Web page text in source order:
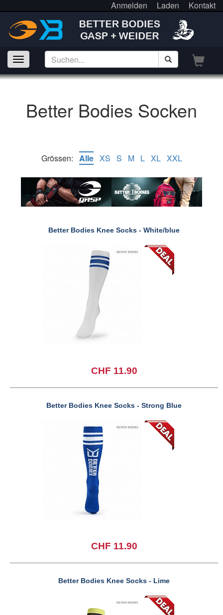
Anmelden Laden Kontakt
Better Bodies Socken
Grössen: Alle XS S M L XL XXL
Better Bodies Knee Socks - White/blue
CHF 11.90
Better Bodies Knee Socks - Strong Blue
CHF 11.90
Better Bodies Knee Socks - Lime